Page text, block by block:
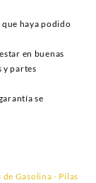
haya podido
en buenas
y partes
se
de Gasolina - Pilas